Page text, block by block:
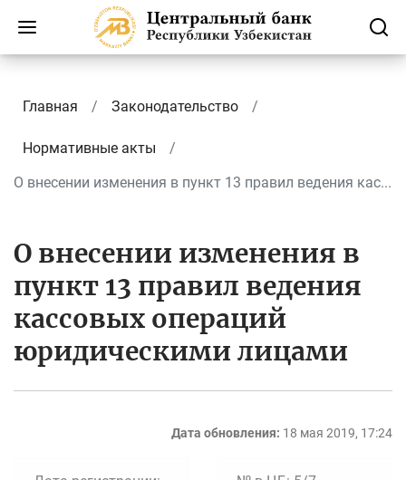
Главная Законодательство
Нормативные акты
О внесении изменения в пункт 13 правил ведения кас...
О внесении изменения в
пункт 13 правил ведения
кассовых операций
юридическими лицами
Дата обновления: 18 мая 2019, 17:24